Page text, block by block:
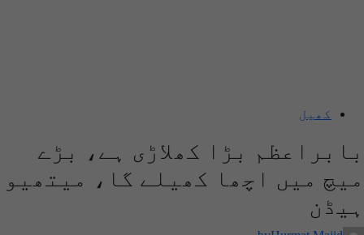
کھیل
بابراعظم بڑا کھلاڑی ہے، بڑے
میچ میں اچھا کھیلے گا، میتھیو
ہیڈن